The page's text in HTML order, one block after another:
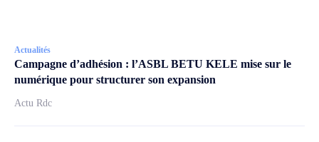
Actualités
Campagne d’adhésion : l’ASBL BETU KELE mise sur le
numérique pour structurer son expansion
Actu Rdc